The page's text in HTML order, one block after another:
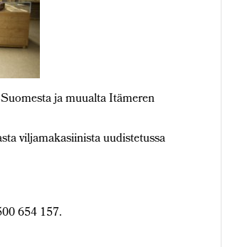
ja muualta Itämeren
viljamakasiinista uudistetussa
654 157.